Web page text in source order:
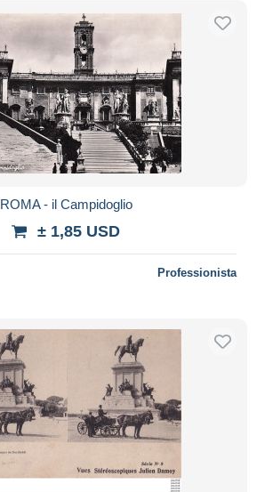
ROMA - il Campidoglio
± 1,85 USD
Professionista